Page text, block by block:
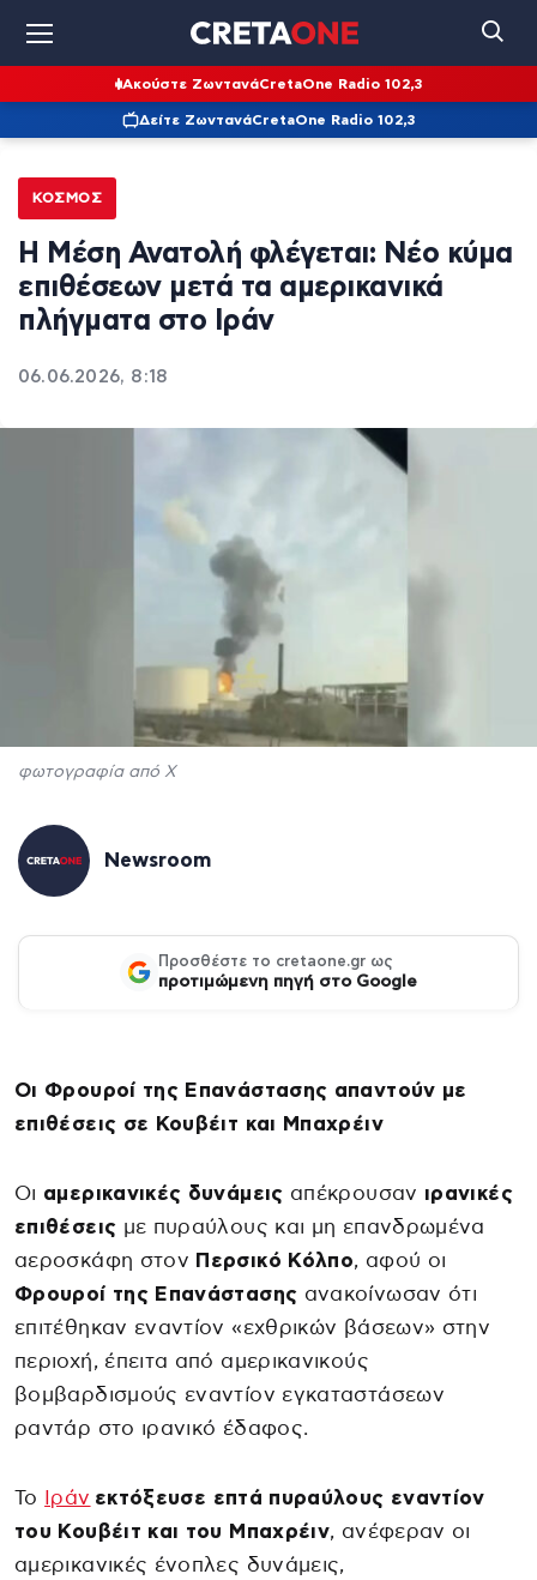
Ακούστε ΖωντανάCretaOne Radio 102,3
Δείτε ΖωντανάCretaOne Radio 102,3
ΚΌΣΜΟΣ
Η Μέση Ανατολή φλέγεται: Νέο κύμα
επιθέσεων μετά τα αμερικανικά
πλήγματα στο Ιράν
06.06.2026, 8:18
φωτογραφία από Χ
Newsroom
Προσθέστε το cretaone.gr ως
προτιμώμενη πηγή στο Google
Οι Φρουροί της Επανάστασης απαντούν με
επιθέσεις σε Κουβέιτ και Μπαχρέιν
Οι αμερικανικές δυνάμεις απέκρουσαν ιρανικές
επιθέσεις με πυραύλους και μη επανδρωμένα
αεροσκάφη στον Περσικό Κόλπο, αφού οι
Φρουροί της Επανάστασης ανακοίνωσαν ότι
επιτέθηκαν εναντίον «εχθρικών βάσεων» στην
περιοχή, έπειτα από αμερικανικούς
βομβαρδισμούς εναντίον εγκαταστάσεων
ραντάρ στο ιρανικό έδαφος.
Το Ιράν εκτόξευσε επτά πυραύλους εναντίον
του Κουβέιτ και του Μπαχρέιν, ανέφεραν οι
αμερικανικές ένοπλες δυνάμεις,